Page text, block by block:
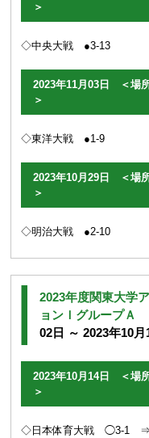
＞
◇中央大戦 ●3-13
2023年11月03日 ＜場
＞
◇東洋大戦 ●1-9
2023年10月29日 ＜場
＞
◇明治大戦 ●2-10
2023年度関東大学
ョンＩグループＡ
02日 ～ 2023年10月
2023年10月14日 ＜場
＞
◇日本体育大戦 ◯3-